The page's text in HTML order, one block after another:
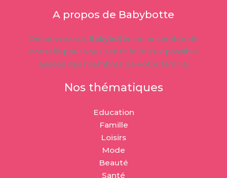
A propos de Babybotte
Découvrez sur Babybotte, un ensemble de
conseils pour vous sentir le mieux possible
auprès des membres de votre famille.
Nos thématiques
Education
Famille
Loisirs
Mode
Beauté
Santé